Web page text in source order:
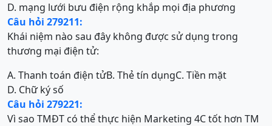
D. mạng lưới bưu điện rộng khắp mọi địa phương
Câu hỏi 279211:
Khái niệm nào sau đây không được sử dụng trong
thương mại điện tử:
A. Thanh toán điện tửB. Thẻ tín dụngC. Tiền mặt
D. Chữ ký số
Câu hỏi 279221:
Vì sao TMĐT có thể thực hiện Marketing 4C tốt hơn TM